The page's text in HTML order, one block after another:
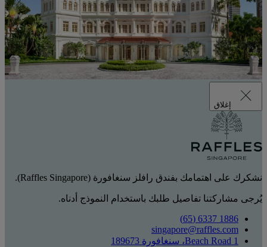
إغلاق
نشكرك على اهتمامك بفندق رافلز سنغافورة (Raffles Singapore).
يُرجى مشاركتنا تفاصيل طلبك باستخدام النموذج أدناه.
1886 6337 (65)
singapore@raffles.com
1 Beach Road، سنغافورة 189673